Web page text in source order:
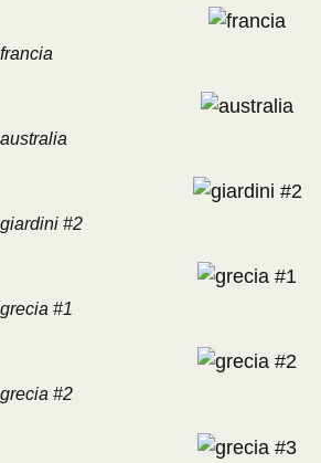
francia
australia
giardini #2
grecia #1
grecia #2